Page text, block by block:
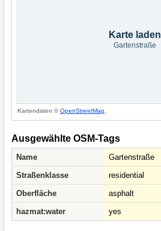
Karte laden
Gartenstraße
Kartendaten ©OpenStreetMap
Ausgewählte OSM-Tags
Name
Gartenstraße
Straßenklasse
residential
Oberfläche
asphalt
hazmat:water
yes